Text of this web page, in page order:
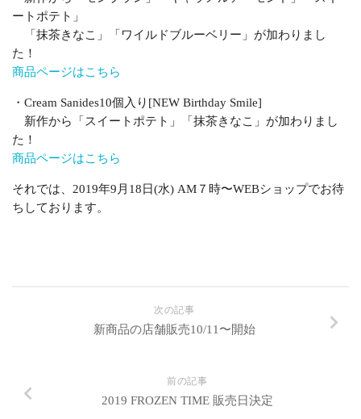
ートポテト」
「抹茶きなこ」「ワイルドブルーベリー」が加わりまし
た！
商品ページはこちら
・Cream Sanides10個入り[NEW Birthday Smile]
新作から「スイートポテト」「抹茶きなこ」が加わりまし
た！
商品ページはこちら
それでは、2019年9月18日(水) AM７時〜WEBショップでお待
ちしております。
次の記事
新商品の店舗販売10/11〜開始
前の記事
2019 FROZEN TIME 販売日決定